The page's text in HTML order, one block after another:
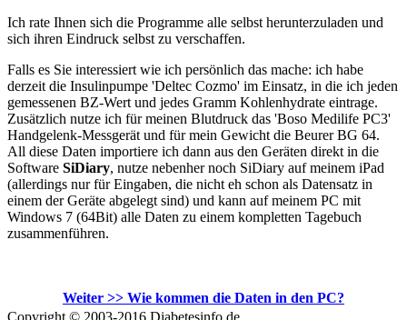
Ich rate Ihnen sich die Programme alle selbst herunterzuladen und
sich ihren Eindruck selbst zu verschaffen.
Falls es Sie interessiert wie ich persönlich das mache: ich habe
derzeit die Insulinpumpe 'Deltec Cozmo' im Einsatz, in die ich jeden
gemessenen BZ-Wert und jedes Gramm Kohlenhydrate eintrage.
Zusätzlich nutze ich für meinen Blutdruck das 'Boso Medilife PC3'
Handgelenk-Messgerät und für mein Gewicht die Beurer BG 64.
All diese Daten importiere ich dann aus den Geräten direkt in die
Software SiDiary, nutze nebenher noch SiDiary auf meinem iPad
(allerdings nur für Eingaben, die nicht eh schon als Datensatz in
einem der Geräte abgelegt sind) und kann auf meinem PC mit
Windows 7 (64Bit) alle Daten zu einem kompletten Tagebuch
zusammenführen.
Weiter >> Wie kommen die Daten in den PC?
Copyright © 2003-2016 Diabetesinfo.de